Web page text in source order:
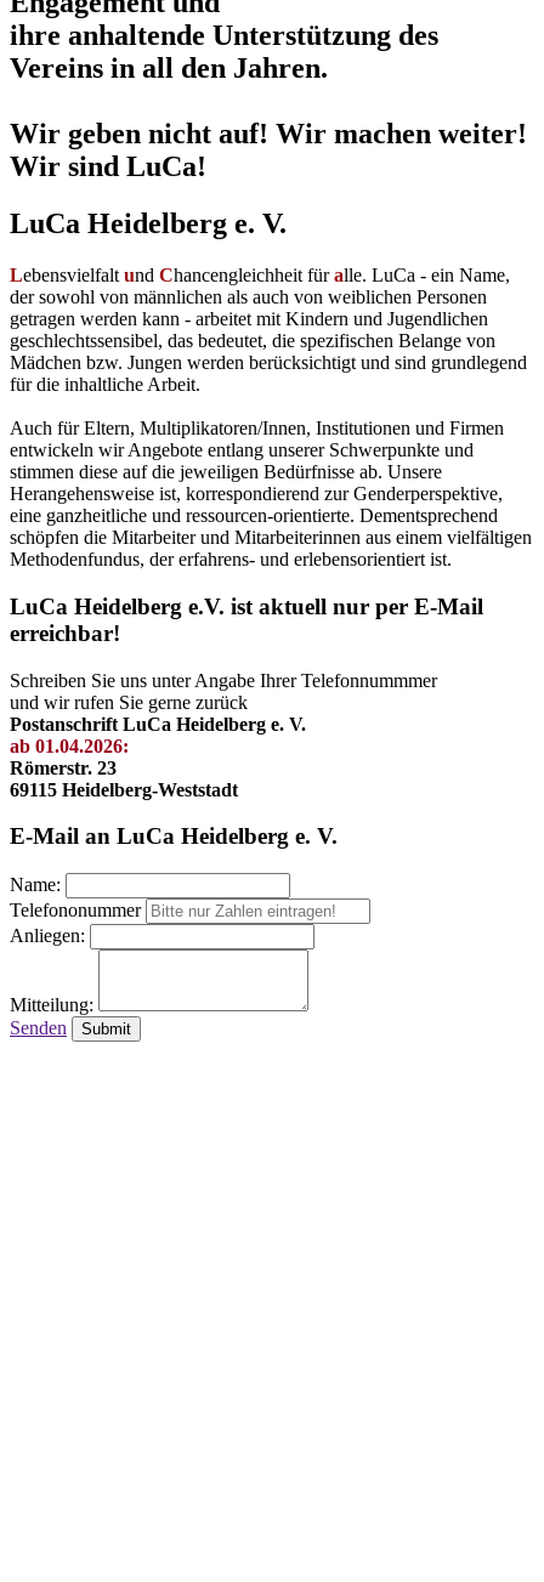
ihre anhaltende Unterstützung des
Vereins in all den Jahren.
Wir geben nicht auf! Wir machen weiter!
Wir sind LuCa!
LuCa Heidelberg e. V.
Lebensvielfalt und Chancengleichheit füralle. LuCa - ein Name,
der sowohl von männlichen als auch von weiblichen Personen
getragen werden kann - arbeitet mit Kindern und Jugendlichen
geschlechtssensibel, das bedeutet, die spezifischen Belange von
Mädchen bzw. Jungen werden berücksichtigt und sind grundlegend
für die inhaltliche Arbeit.
Auch für Eltern, Multiplikatoren/Innen, Institutionen und Firmen
entwickeln wir Angebote entlang unserer Schwerpunkte und
stimmen diese auf die jeweiligen Bedürfnisse ab. Unsere
Herangehensweise ist, korrespondierend zur Genderperspektive,
eine ganzheitliche und ressourcen-orientierte. Dementsprechend
schöpfen die Mitarbeiter und Mitarbeiterinnen aus einem vielfältigen
Methodenfundus, der erfahrens- und erlebensorientiert ist.
LuCa Heidelberg e.V. ist aktuell nur per E-Mail
erreichbar!
Schreiben Sie uns unter Angabe Ihrer Telefonnummmer
und wir rufen Sie gerne zurück
Postanschrift LuCa Heidelberg e. V.
ab 01.04.2026:
Römerstr. 23
69115 Heidelberg-Weststadt
E-Mail an LuCa Heidelberg e. V.
Name:
Telefononummer
Anliegen:
Mitteilung:
Senden